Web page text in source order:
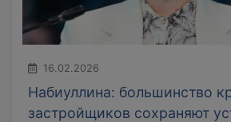
16.02.2026
Набиуллина: большинство
застройщиков сохраняют